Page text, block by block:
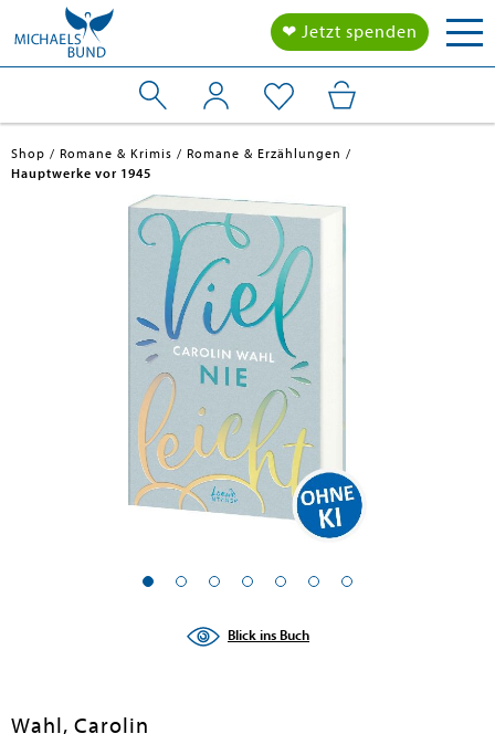
❤ Jetzt spenden
Shop Romane & Krimis
Romane & Erzählungen
Hauptwerke vor 1945
Blick ins Buch
Wahl, Carolin